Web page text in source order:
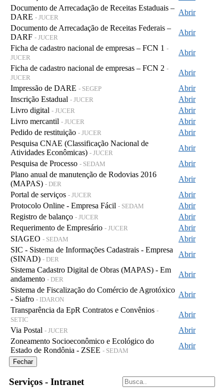
Documento de Arrecadação de Receitas Estaduais –
DARE - JUCER
Abrir
Documento de Arrecadação de Receitas Federais –
DARF - JUCER
Abrir
Ficha de cadastro nacional de empresas – FCN 1 -
JUCER
Abrir
Ficha de cadastro nacional de empresas – FCN 2 -
JUCER
Abrir
Impressão de DARE - SEGEP
Abrir
Inscrição Estadual - JUCER
Abrir
Livro digital - JUCER
Abrir
Livro mercantil - JUCER
Abrir
Pedido de restituição - JUCER
Abrir
Pesquisa CNAE (Classificação Nacional de
Atividades Econômicas) - JUCER
Abrir
Pesquisa de Processo - SEDAM
Abrir
Plano anual de manutenção de Rodovias 2016
(MAPAS) - DER
Abrir
Portal de serviços - JUCER
Abrir
Protocolo Online - Empresa Fácil - SEDAM
Abrir
Registro de balanço - JUCER
Abrir
Requerimento de Empresário - JUCER
Abrir
SIAGEO - SEDAM
Abrir
SIC - Sistema de Informações Cadastrais - Empresa
(SINAD) - DER
Abrir
Sistema Cadastro Digital de Obras (MAPAS) - Em
andamento - DER
Abrir
Sistema de Fiscalização do Comércio de Agrotóxico
- Siafro - IDARON
Abrir
Transparência da EpR Contratos e Convênios -
SETIC
Abrir
Via Postal - JUCER
Abrir
Zoneamento Socioeconômico e Ecológico do
Estado de Rondônia - ZSEE - SEDAM
Abrir
Fechar
Serviços - Intranet